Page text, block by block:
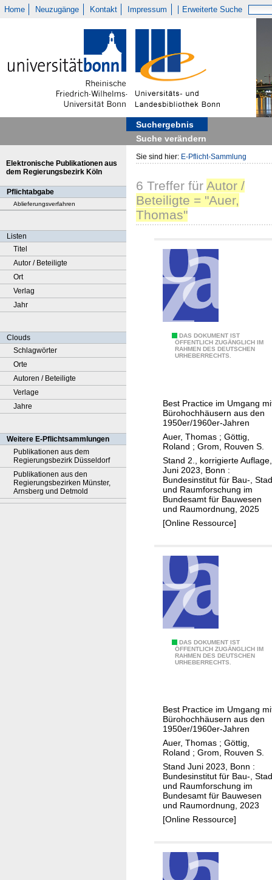
Home Neuzugänge Kontakt Impressum Erweiterte Suche
Suchergebnis
Suche verändern
Elektronische Publikationen aus
dem Regierungsbezirk Köln
Pflichtabgabe
Ablieferungsverfahren
Listen
Titel
Autor / Beteiligte
Ort
Verlag
Jahr
Clouds
Schlagwörter
Orte
Autoren / Beteiligte
Verlage
Jahre
Weitere E-Pflichtsammlungen
Publikationen aus dem
Regierungsbezirk Düsseldorf
Publikationen aus den
Regierungsbezirken Münster,
Arnsberg und Detmold
Sie sind hier: E-Pflicht-Sammlung
6 Treffer für Autor /
Beteiligte = "Auer,
Thomas"
DAS DOKUMENT IST
ÖFFENTLICH ZUGÄNGLICH IM
RAHMEN DES DEUTSCHEN
URHEBERRECHTS.
a
u
s
B
e
s
t
a
n
Best Practice im Umgang
Bürohochhäusern aus den
1950er/1960er-Jahren
Auer, Thomas ; Göttig,
Roland ; Grom, Rouven S.
Stand 2., korrigierte Auflage,
Juni 2023, Bonn :
Bundesinstitut für Bau-,
und Raumforschung im
Bundesamt für Bauwesen
und Raumordnung, 2025
[Online Ressource]
DAS DOKUMENT IST
ÖFFENTLICH ZUGÄNGLICH IM
RAHMEN DES DEUTSCHEN
URHEBERRECHTS.
a
u
s
B
e
s
t
a
n
Best Practice im Umgang
Bürohochhäusern aus den
1950er/1960er-Jahren
Auer, Thomas ; Göttig,
Roland ; Grom, Rouven S.
Stand Juni 2023, Bonn :
Bundesinstitut für Bau-,
und Raumforschung im
Bundesamt für Bauwesen
und Raumordnung, 2023
[Online Ressource]